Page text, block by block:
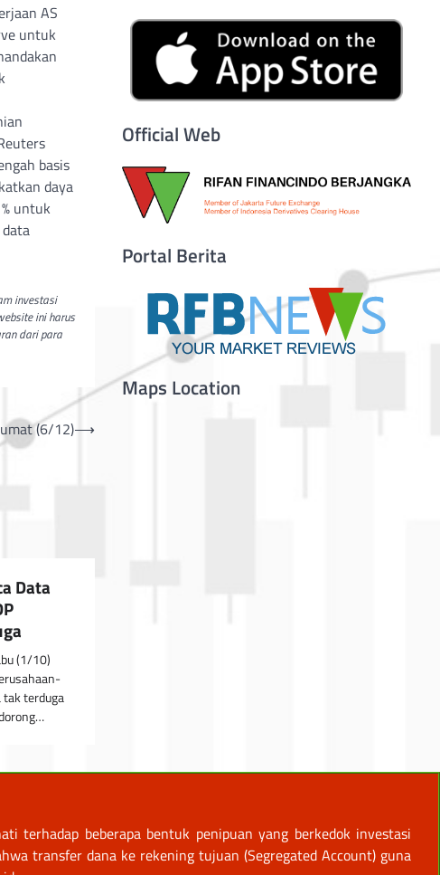
AS
untuk
basis
daya
untuk
investasi
ini harus
dari para
(6/12)⟶
Data
(1/10)
tak terduga
Official Web
Portal Berita
Maps Location
terhadap beberapa bentuk penipuan yang berkedok investasi
transfer dana ke rekening tujuan (Segregated Account) guna